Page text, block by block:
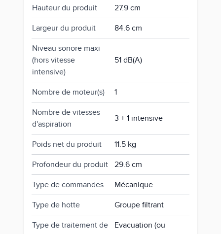
Hauteur du produit 27.9 cm
Largeur du produit 84.6 cm
Niveau sonore maxi
(hors vitesse
intensive)
51 dB(A)
Nombre de moteur(s) 1
Nombre de vitesses
d'aspiration
3 + 1 intensive
Poids net du produit 11.5 kg
Profondeur du produit 29.6 cm
Type de commandes Mécanique
Type de hotte Groupe filtrant
Type de traitement de
Evacuation (ou